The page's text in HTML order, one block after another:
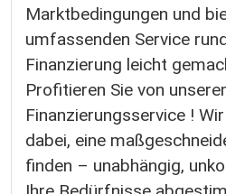
Marktbedingungen und
umfassenden Service
Finanzierung leicht
Profitieren Sie von
Finanzierungsservice !
dabei, eine
finden – unabhängig,